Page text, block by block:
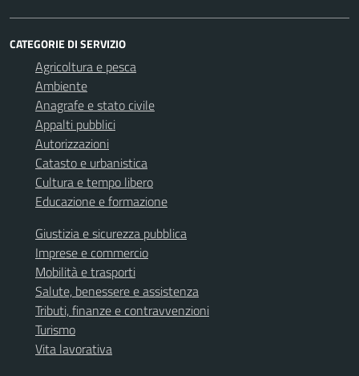
CATEGORIE DI SERVIZIO
Agricoltura e pesca
Ambiente
Anagrafe e stato civile
Appalti pubblici
Autorizzazioni
Catasto e urbanistica
Cultura e tempo libero
Educazione e formazione
Giustizia e sicurezza pubblica
Imprese e commercio
Mobilità e trasporti
Salute, benessere e assistenza
Tributi, finanze e contravvenzioni
Turismo
Vita lavorativa